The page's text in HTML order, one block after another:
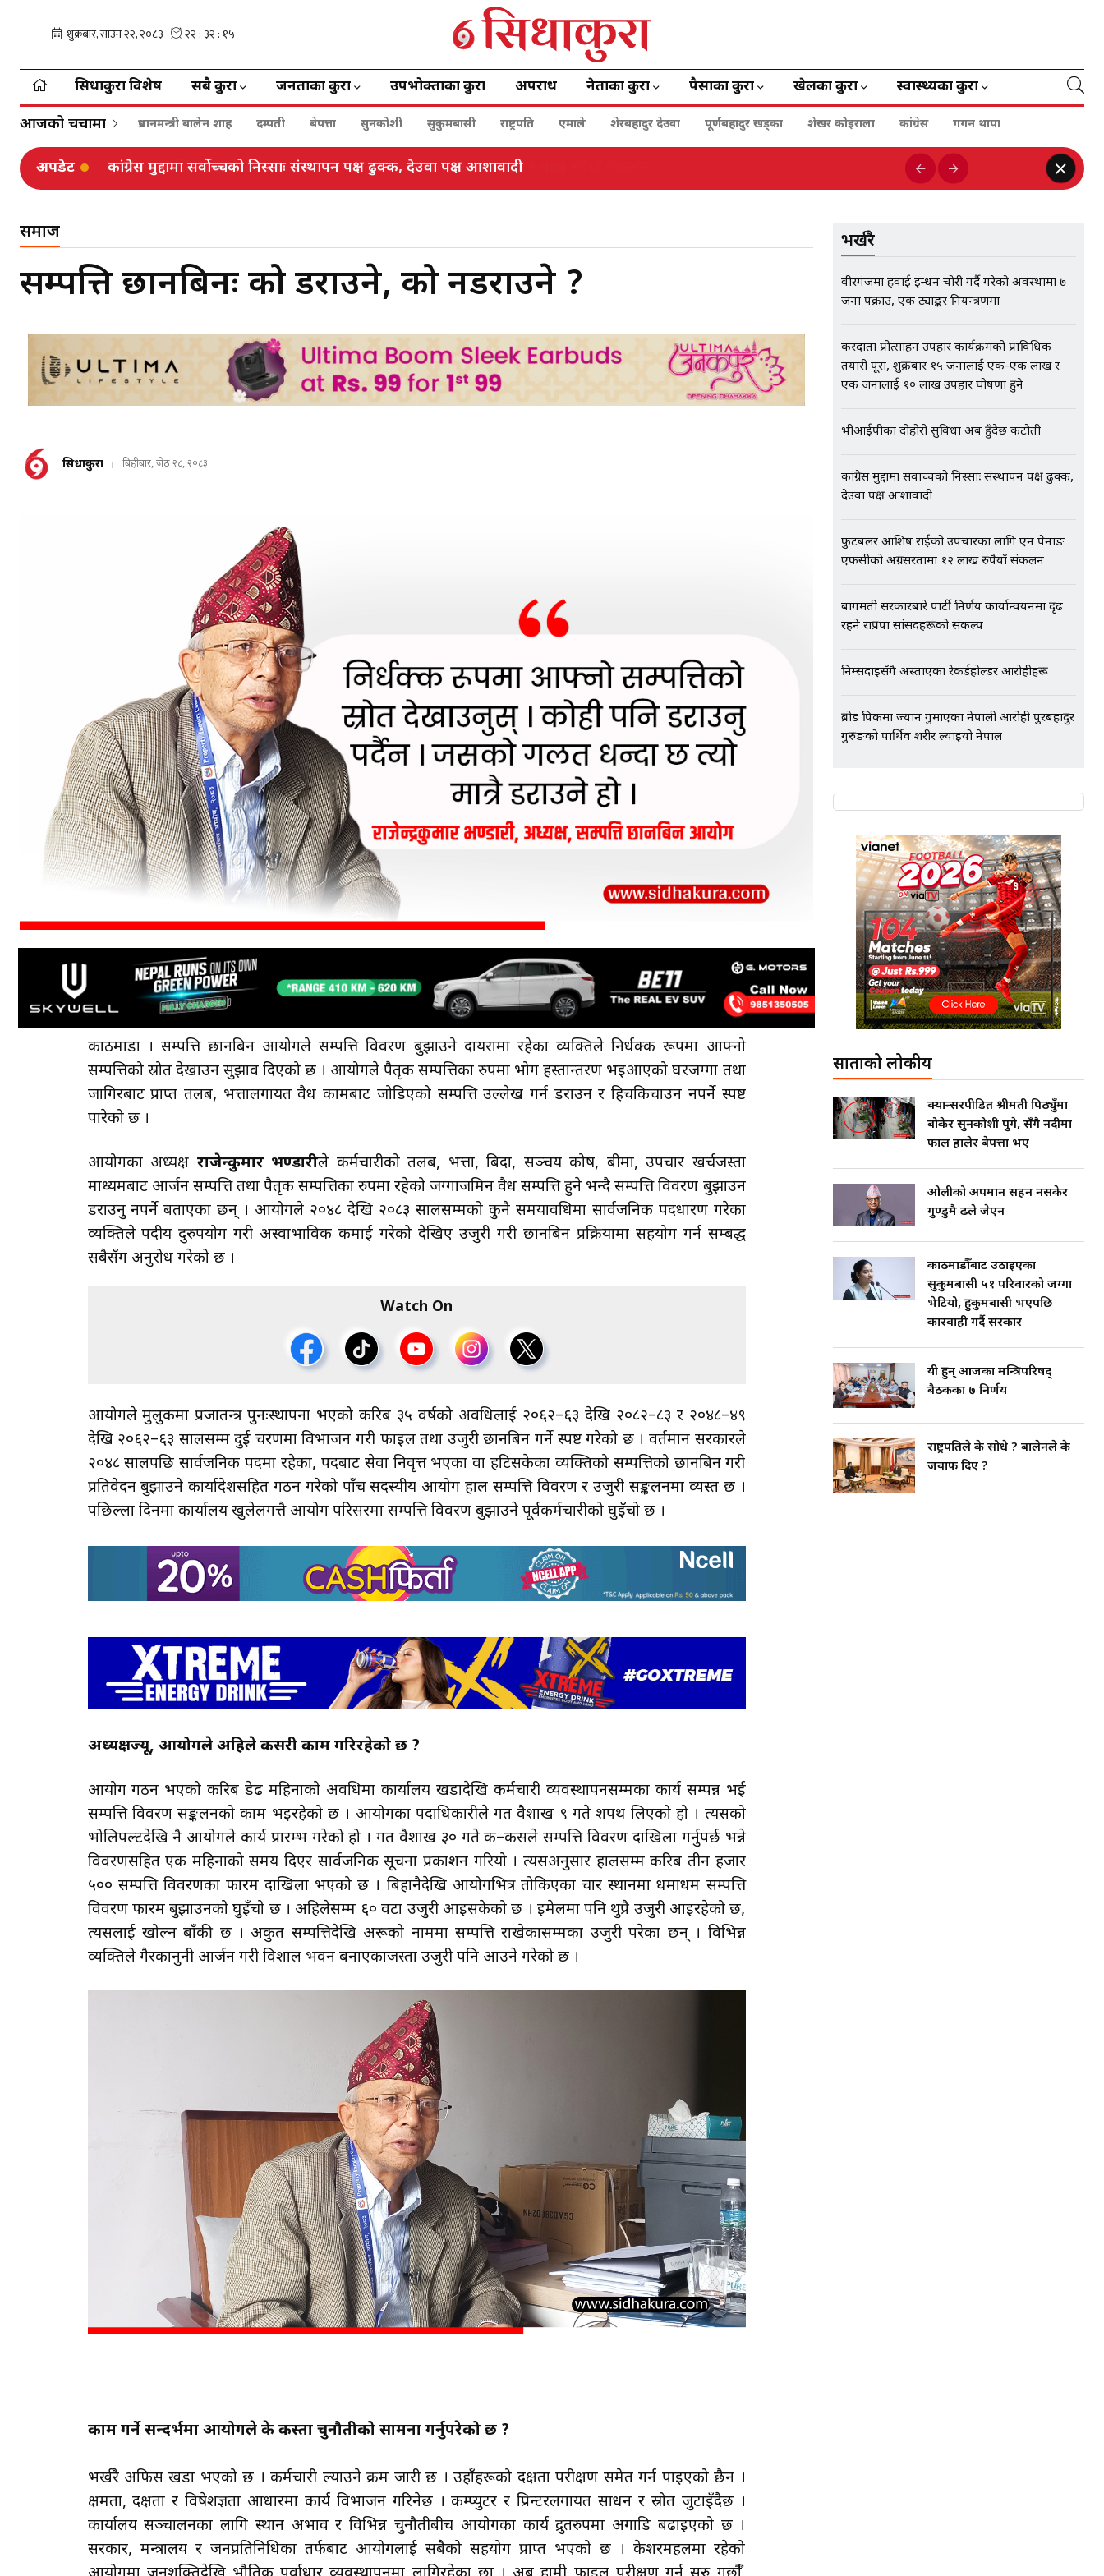
सिधाकुरा विशेष सबै कुरा जनताका कुरा उपभोक्ताका कुरा अपराध नेताका कुरा पैसाका कुरा खेलका कुरा स्वास्थ्यका कुरा
आजको चर्चामा प्रधानमन्त्री बालेन शाह दम्पती बेपत्ता सुनकोशी सुकुमबासी राष्ट्रपति एमाले शेरबहादुर देउवा पूर्णबहादुर खड्का शेखर कोइराला कांग्रेस गगन थापा
अपडेट फुटबलर आशिष राईको उपचारका लागि एन पेनाङ एफसीको अग्रसरतामा १२ लाख रुपैयाँ संकलन
समाज
सम्पत्ति छानबिनः को डराउने, को नडराउने ?
सिधाकुरा बिहीबार, जेठ २८, २०८३
काठमाडौँ । सम्पत्ति छानबिन आयोगले सम्पत्ति विवरण बुझाउने दायरामा रहेका व्यक्तिले निर्धक्क रूपमा आफ्नो
सम्पत्तिको स्रोत देखाउन सुझाव दिएको छ । आयोगले पैतृक सम्पत्तिका रुपमा भोग हस्तान्तरण भइआएको घरजग्गा तथा
जागिरबाट प्राप्त तलब, भत्तालगायत वैध कामबाट जोडिएको सम्पत्ति उल्लेख गर्न डराउन र हिचकिचाउन नपर्ने स्पष्ट
पारेको छ ।
आयोगका अध्यक्ष राजेन्द्रकुमार भण्डारीले कर्मचारीको तलब, भत्ता, बिदा, सञ्चय कोष, बीमा, उपचार खर्चजस्ता
माध्यमबाट आर्जन सम्पत्ति तथा पैतृक सम्पत्तिका रुपमा रहेको जग्गाजमिन वैध सम्पत्ति हुने भन्दै सम्पत्ति विवरण बुझाउन
डराउनु नपर्ने बताएका छन् । आयोगले २०४८ देखि २०८३ सालसम्मको कुनै समयावधिमा सार्वजनिक पदधारण गरेका
व्यक्तिले पदीय दुरुपयोग गरी अस्वाभाविक कमाई गरेको देखिए उजुरी गरी छानबिन प्रक्रियामा सहयोग गर्न सम्बद्ध
सबैसँग अनुरोध गरेको छ ।
Watch On
आयोगले मुलुकमा प्रजातन्त्र पुनःस्थापना भएको करिब ३५ वर्षको अवधिलाई २०६२–६३ देखि २०८२–८३ र २०४८–४९
देखि २०६२–६३ सालसम्म दुई चरणमा विभाजन गरी फाइल तथा उजुरी छानबिन गर्ने स्पष्ट गरेको छ । वर्तमान सरकारले
२०४८ सालपछि सार्वजनिक पदमा रहेका, पदबाट सेवा निवृत्त भएका वा हटिसकेका व्यक्तिको सम्पत्तिको छानबिन गरी
प्रतिवेदन बुझाउने कार्यादेशसहित गठन गरेको पाँच सदस्यीय आयोग हाल सम्पत्ति विवरण र उजुरी सङ्कलनमा व्यस्त छ ।
पछिल्ला दिनमा कार्यालय खुलेलगत्तै आयोग परिसरमा सम्पत्ति विवरण बुझाउने पूर्वकर्मचारीको घुइँचो छ ।
अध्यक्षज्यू, आयोगले अहिले कसरी काम गरिरहेको छ ?
आयोग गठन भएको करिब डेढ महिनाको अवधिमा कार्यालय खडादेखि कर्मचारी व्यवस्थापनसम्मका कार्य सम्पन्न भई
सम्पत्ति विवरण सङ्कलनको काम भइरहेको छ । आयोगका पदाधिकारीले गत वैशाख ९ गते शपथ लिएको हो । त्यसको
भोलिपल्टदेखि नै आयोगले कार्य प्रारम्भ गरेको हो । गत वैशाख ३० गते क–कसले सम्पत्ति विवरण दाखिला गर्नुपर्छ भन्ने
विवरणसहित एक महिनाको समय दिएर सार्वजनिक सूचना प्रकाशन गरियो । त्यसअनुसार हालसम्म करिब तीन हजार
५०० सम्पत्ति विवरणका फारम दाखिला भएको छ । बिहानैदेखि आयोगभित्र तोकिएका चार स्थानमा धमाधम सम्पत्ति
विवरण फारम बुझाउनको घुइँचो छ । अहिलेसम्म ६० वटा उजुरी आइसकेको छ । इमेलमा पनि थुप्रै उजुरी आइरहेको छ,
त्यसलाई खोल्न बाँकी छ । अकुत सम्पत्तिदेखि अरूको नाममा सम्पत्ति राखेकासम्मका उजुरी परेका छन् । विभिन्न
व्यक्तिले गैरकानुनी आर्जन गरी विशाल भवन बनाएकाजस्ता उजुरी पनि आउने गरेको छ ।
काम गर्ने सन्दर्भमा आयोगले के कस्ता चुनौतीको सामना गर्नुपरेको छ ?
भर्खरै अफिस खडा भएको छ । कर्मचारी ल्याउने क्रम जारी छ । उहाँहरूको दक्षता परीक्षण समेत गर्न पाइएको छैन ।
क्षमता, दक्षता र विषेशज्ञता आधारमा कार्य विभाजन गरिनेछ । कम्प्युटर र प्रिन्टरलगायत साधन र स्रोत जुटाइँदैछ ।
कार्यालय सञ्चालनका लागि स्थान अभाव र विभिन्न चुनौतीबीच आयोगका कार्य द्रुतरुपमा अगाडि बढाइएको छ ।
सरकार, मन्त्रालय र जनप्रतिनिधिका तर्फबाट आयोगलाई सबैको सहयोग प्राप्त भएको छ । केशरमहलमा रहेको
भर्खरै
वीरगंजमा हवाई इन्धन चोरी गर्दै गरेको अवस्थामा ७
जना पक्राउ, एक ट्याङ्कर नियन्त्रणमा
करदाता प्रोत्साहन उपहार कार्यक्रमको प्राविधिक
तयारी पूरा, शुक्रबार १५ जनालाई एक-एक लाख र
एक जनालाई १० लाख उपहार घोषणा हुने
भीआईपीका दोहोरो सुविधा अब हुँदैछ कटौती
कांग्रेस मुद्दामा सर्वोच्चको निस्साः संस्थापन पक्ष ढुक्क,
देउवा पक्ष आशावादी
फुटबलर आशिष राईको उपचारका लागि एन पेनाङ
एफसीको अग्रसरतामा १२ लाख रुपैयाँ संकलन
बागमती सरकारबारे पार्टी निर्णय कार्यान्वयनमा दृढ
रहने राप्रपा सांसदहरूको संकल्प
निम्सदाइसँगै अस्ताएका रेकर्डहोल्डर आरोहीहरू
ब्रोड पिकमा ज्यान गुमाएका नेपाली आरोही पुरबहादुर
गुरुङको पार्थिव शरीर ल्याइयो नेपाल
साताको लोकप्रीय
क्यान्सरपीडित श्रीमती पिठ्युँमा
बोकेर सुनकोशी पुगे, सँगै नदीमा
फाल हालेर बेपत्ता भए
ओलीको अपमान सहन नसकेर
गुण्डुमै ढले जेएन
काठमाडौँबाट उठाइएका
सुकुमबासी ५१ परिवारको जग्गा
भेटियो, हुकुमबासी भएपछि
कारवाही गर्दै सरकार
यी हुन् आजका मन्त्रिपरिषद्
बैठकका ७ निर्णय
राष्ट्रपतिले के सोधे ? बालेनले के
जवाफ दिए ?